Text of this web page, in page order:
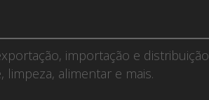
importação e
limpeza, alimentar e mais.